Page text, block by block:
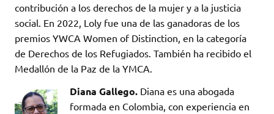
contribución a los derechos de la mujer y a la justicia
social. En 2022, Loly fue una de las ganadoras de los
premios YWCA Women of Distinction, en la categoría
de Derechos de los Refugiados. También ha recibido el
Medallón de la Paz de la YMCA.
Diana Gallego. Diana es una abogada
formada en Colombia, con experiencia en